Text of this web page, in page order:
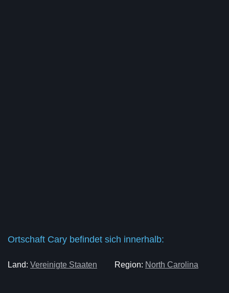
Ortschaft Cary befindet sich innerhalb:
Land: Vereinigte Staaten Region: North Carolina